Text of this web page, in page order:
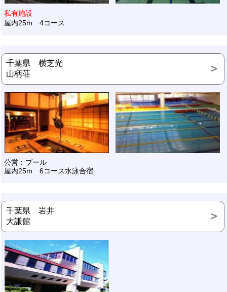
私有施設
屋内25m 4コース
千葉県 横芝光
山柄荘
公営：プール
屋内25m 6コース水泳合宿
千葉県 岩井
大謙館